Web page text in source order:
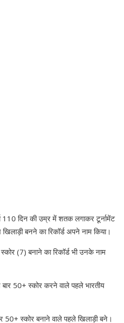
110 दिन की उम्र में शतक लगाकर टूर्नामेंट
बनने का रिकॉर्ड अपने नाम किया।
(7) बनाने का रिकॉर्ड भी उनके नाम
50+ स्कोर करने वाले पहले भारतीय
स्कोर बनाने वाले पहले खिलाड़ी बने।